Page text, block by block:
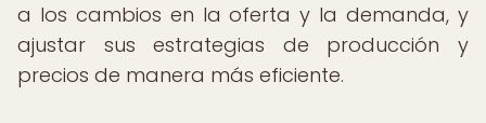
a los cambios en la oferta y la demanda, y
ajustar sus estrategias de producción y
precios de manera más eficiente.